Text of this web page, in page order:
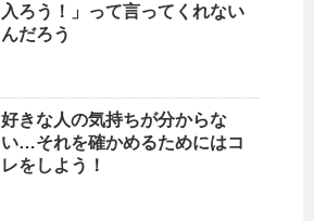
入ろう！」って言ってくれない
んだろう
好きな人の気持ちが分からな
い…それを確かめるためにはコ
レをしよう！